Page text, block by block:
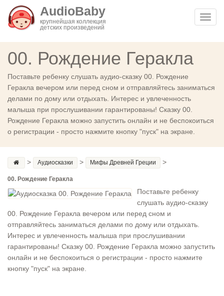
AudioBaby
крупнейшая коллекция
детских произведений
00. Рождение Геракла
Поставьте ребенку слушать аудио-сказку 00. Рождение
Геракла вечером или перед сном и отправляйтесь заниматься
делами по дому или отдыхать. Интерес и увлеченность
малыша при прослушивании гарантированы! Сказку 00.
Рождение Геракла можно запустить онлайн и не беспокоиться
о регистрации - просто нажмите кнопку "пуск" на экране.
> Аудиосказки > Мифы Древней Греции >
00. Рождение Геракла
Поставьте ребенку
слушать аудио-сказку
00. Рождение Геракла вечером или перед сном и
отправляйтесь заниматься делами по дому или отдыхать.
Интерес и увлеченность малыша при прослушивании
гарантированы! Сказку 00. Рождение Геракла можно запустить
онлайн и не беспокоиться о регистрации - просто нажмите
кнопку "пуск" на экране.